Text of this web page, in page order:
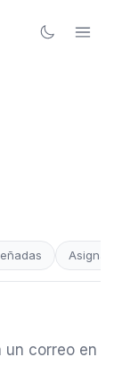
un correo en